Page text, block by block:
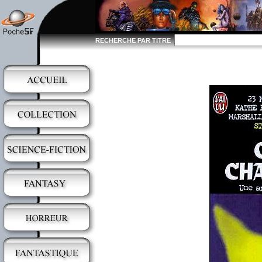
RECHERCHE PAR TITRE